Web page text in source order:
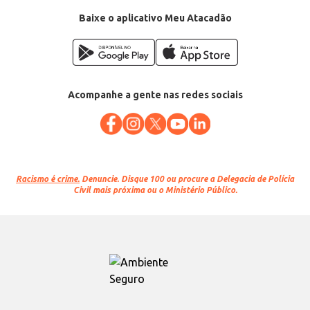
Baixe o aplicativo Meu Atacadão
Acompanhe a gente nas redes sociais
Racismo é crime. Denuncie. Disque 100 ou procure a Delegacia de Polícia
Civil mais próxima ou o Ministério Público.